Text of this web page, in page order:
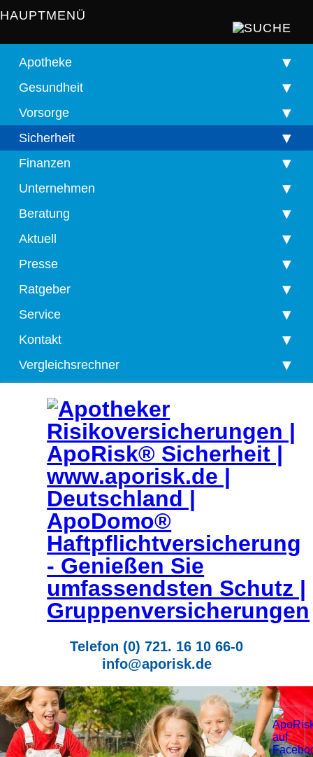
Telefon (0) 721. 16 10 66-0
info@aporisk.de
HAUPTMENÜ
Apotheke
Gesundheit
Vorsorge
Sicherheit
Finanzen
Unternehmen
Beratung
Aktuell
Presse
Ratgeber
Service
Kontakt
Vergleichsrechner